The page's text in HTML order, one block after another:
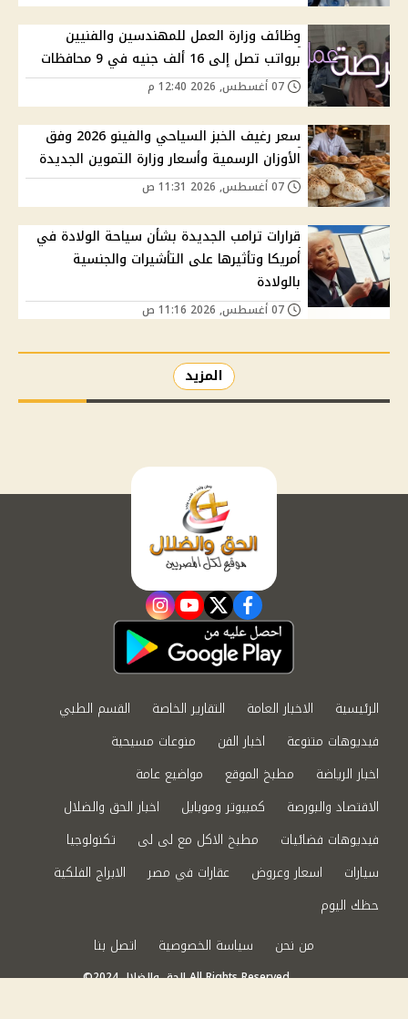
وظائف وزارة العمل للمهندسين والفنيين
برواتب تصل إلى 16 ألف جنيه في 9 محافظات
سعر رغيف الخبز السياحي والفينو 2026 وفق
الأوزان الرسمية وأسعار وزارة التموين الجديدة
قرارات ترامب الجديدة بشأن سياحة الولادة في
أمريكا وتأثيرها على التأشيرات والجنسية
بالولادة
المزيد
facebook
twitter
youtube
instagram
الرئيسية الاخبار العامة التقارير الخاصة
القسم الطبي
فيديوهات متنوعة
اخبار الفن
منوعات مسيحية
اخبار الرياضة
مطبخ الموقع
مواضيع عامة
الاقتصاد والبورصة
كمبيوتر وموبايل
اخبار الحق والضلال
فيديوهات فضائيات
مطبخ الاكل مع لى لى
تكنولوجيا
سيارات
اسعار وعروض عقارات في مصر
الابراج الفلكية
حظك اليوم
من نحن
سياسة الخصوصية اتصل بنا
©2024 الحق والضلال All Rights Reserved.